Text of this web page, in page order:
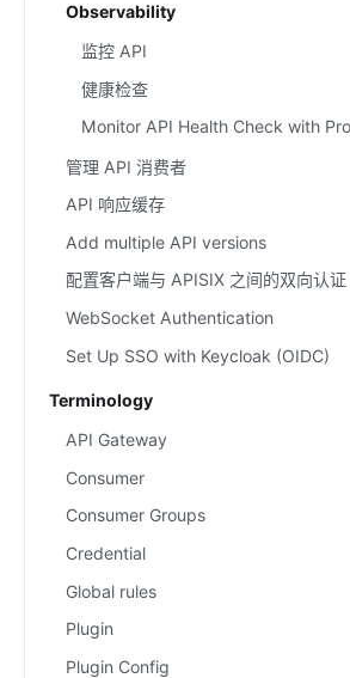
Observability
监控 API
健康检查
Monitor API Health Check with
管理 API 消费者
API 响应缓存
Add multiple API versions
配置客户端与 APISIX 之间的双向认证
WebSocket Authentication
Set Up SSO with Keycloak (OIDC)
Terminology
API Gateway
Consumer
Consumer Groups
Credential
Global rules
Plugin
Plugin Config